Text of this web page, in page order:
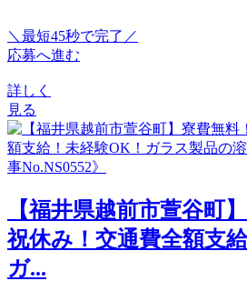
＼最短45秒で完了／
応募へ進む
詳しく
見る
【福井県越前市萱谷町
祝休み！交通費全額支
ガ...